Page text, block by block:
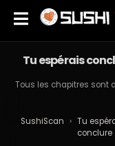
Tu espérais
Tous les chapitres sont
SushiScan › Tu
conclure